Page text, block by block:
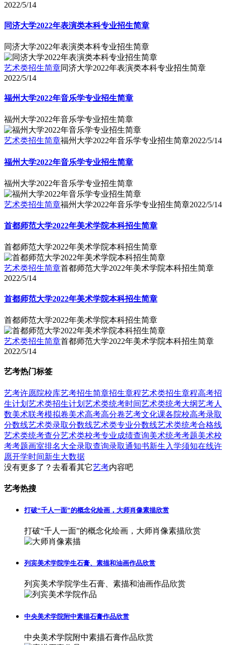
2022/5/14
同济大学2022年表演类本科专业招生简章
同济大学2022年表演类本科专业招生简章
艺术类招生简章同济大学2022年表演类本科专业招生简章
2022/5/14
福州大学2022年音乐学专业招生简章
福州大学2022年音乐学专业招生简章
艺术类招生简章福州大学2022年音乐学专业招生简章2022/5/14
福州大学2022年音乐学专业招生简章
福州大学2022年音乐学专业招生简章
艺术类招生简章福州大学2022年音乐学专业招生简章2022/5/14
首都师范大学2022年美术学院本科招生简章
首都师范大学2022年美术学院本科招生简章
艺术类招生简章首都师范大学2022年美术学院本科招生简章
2022/5/14
首都师范大学2022年美术学院本科招生简章
首都师范大学2022年美术学院本科招生简章
艺术类招生简章首都师范大学2022年美术学院本科招生简章
2022/5/14
艺考热门标签
艺考许愿院校库艺考招生简章招生章程艺术类招生章程高考招
生计划 艺术类招生计划 艺术类统考时间艺术类统考大纲艺考人
数美术联考模拟卷美术高考高分卷艺考文化课各院校高考录取
分数线艺术类录取分数线艺术类专业分数线艺术类统考合格线
艺术类统考查分艺术类校考专业成绩查询美术统考考题美术校
考考题画室排名大全录取查询录取通知书新生入学须知在线许
愿开学时间新生大数据
没有更多了？去看看其它艺考内容吧
艺考热搜
打破“千人一面”的概念化绘画，大师肖像素描欣赏
打破“千人一面”的概念化绘画，大师肖像素描欣赏
列宾美术学院学生石膏、素描和油画作品欣赏
列宾美术学院学生石膏、素描和油画作品欣赏
中央美术学院附中素描石膏作品欣赏
中央美术学院附中素描石膏作品欣赏